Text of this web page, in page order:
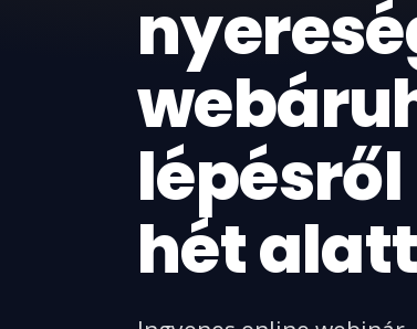
lépésről
hét alatt